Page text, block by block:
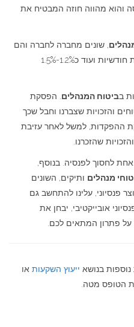
והוא מהווה חוזה המבטיח את
, שונים מחברה לחברה והם
בד"כ כ 5%-13% מההפקדות השוטפות חודשיות ועוד כ1.2%-1.5%
בביטוח המנהלים . הפסקת
והזכויות שצברנו וחבל שכך
ההפקדות, למשל לאחר עזיבת
שהזכרנו.
אחת לחסוך לפנסיה. בנוסף,
מנהלים ותיקים, השונים
פנסיוני, עלינו להתחשב גם
אובייקטיבי, יבחן את
על פתרון המתאים לכם.
בנושא ייעוץ השקעות או
הטופס מטה.